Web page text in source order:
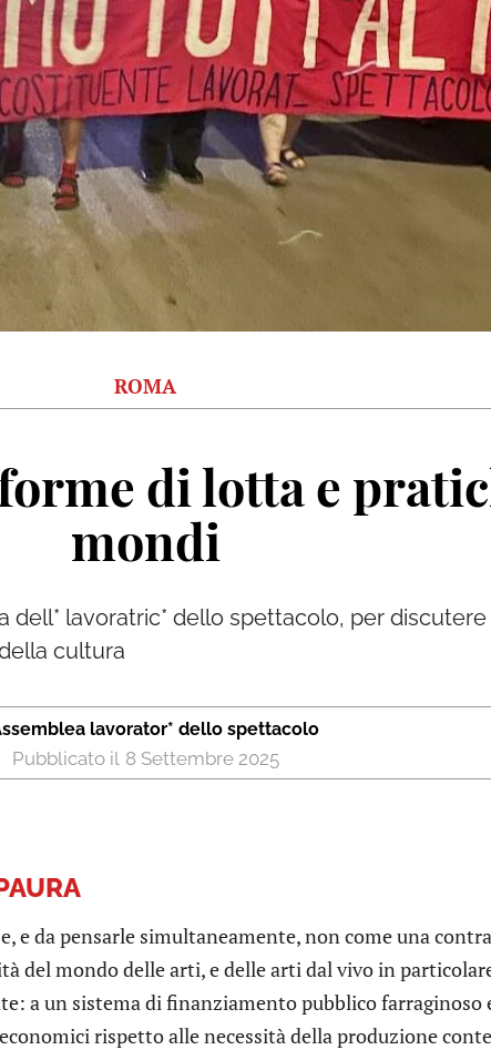
ROMA
di lotta e
mondi
dell* lavoratric* dello spettacolo, per
cultura
lavorator* dello spettacolo
8 Settembre 2025
e da pensarle simultaneamente, non come una
del mondo delle arti, e delle arti dal vivo in
a un sistema di finanziamento pubblico farraginoso
rispetto alle necessità della produzione